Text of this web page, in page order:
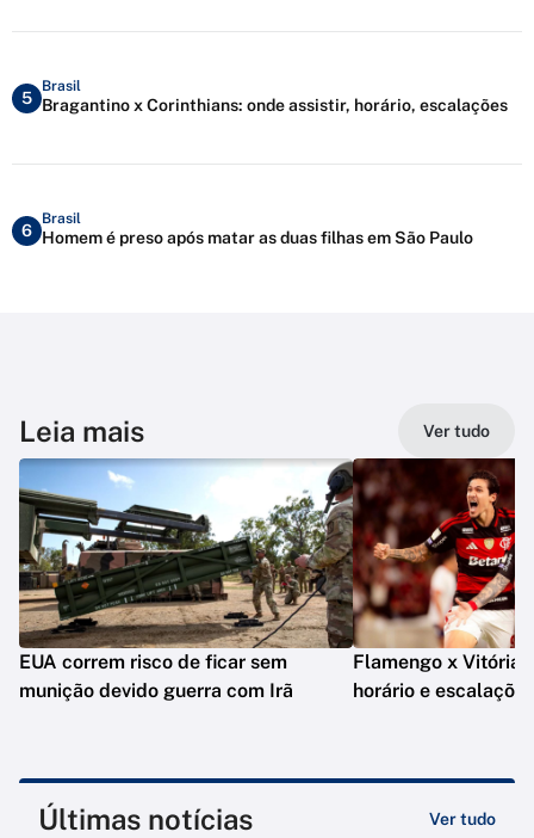
5
Brasil
Bragantino x Corinthians: onde assistir, horário, escalações
6
Brasil
Homem é preso após matar as duas filhas em São Paulo
Leia mais Ver tudo
EUA correm risco de ficar sem
munição devido guerra com Irã
Flamengo x Vitória:
horário e escalações
Últimas notícias Ver tudo